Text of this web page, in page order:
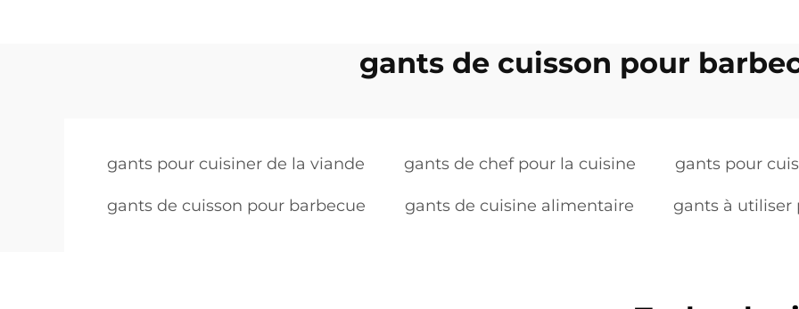
gants de cuisson pour
gants pour cuisiner de la viande gants de chef pour la cuisine gants pour
gants de cuisson pour barbecue gants de cuisine alimentaire gants à utiliser